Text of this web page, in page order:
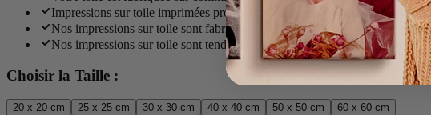
Impressions sur toile imprimées professionnellement en utilisant des
Nos impressions sur toile sont fabriquées à partir d'un mélange durable de
Nos impressions sur toile sont tendues à la main sur un épais cadre en
Choisir la Taille :
20 x 20 cm 25 x 25 cm 30 x 30 cm 40 x 40 cm 50 x 50 cm 60 x 60 cm